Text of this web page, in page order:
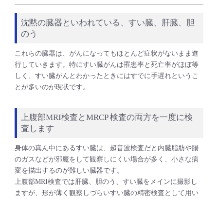
沈黙の臓器といわれている、すい臓、肝臓、胆
のう
これらの臓器は、がんになってもほとんど症状がないまま進
行していきます。特にすい臓がんは罹患率と死亡率がほぼ等
しく、すい臓がんとわかったときにはすでに手遅れというこ
とが多いのが現状です。
上腹部MRI検査とMRCP 検査の両方を一度に検
査します
身体の真ん中にあるすい臓は、超音波検査だと内臓脂肪や腸
のガスなどが邪魔をして観察しにくい場合が多く、小さな病
変を描出するのが難しい臓器です。
上腹部MRI検査では肝臓、胆のう、すい臓をメインに撮影し
ますが、形が薄く観察しづらいすい臓の精密検査として用い